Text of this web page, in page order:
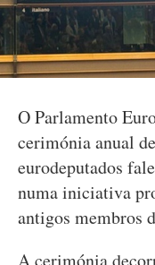
O Parlamento
cerimónia anual
eurodeputados
numa iniciativa
antigos membros
A cerimónia